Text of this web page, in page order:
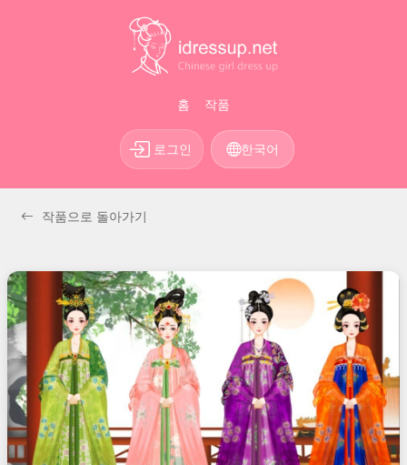
홈 작품
로그인 한국어
작품으로 돌아가기